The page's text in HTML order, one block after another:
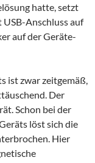
hatte, setzt
USB-Anschluss auf
auf der Geräte-
ist zwar zeitgemäß,
Der
Schon bei der
löst sich die
Hier